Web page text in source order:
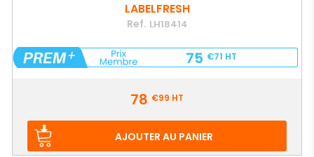
LABELFRESH
Ref. LH18414
75 €71 HT
78 €99 HT
AJOUTER AU PANIER